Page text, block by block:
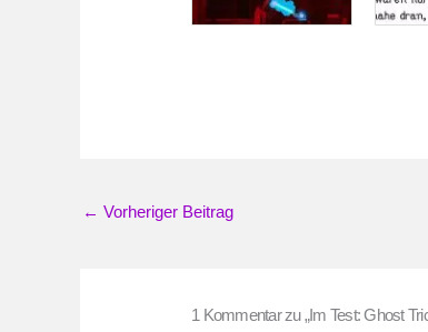
← Vorheriger Beitrag
1 Kommentar zu „Im Test: Ghost